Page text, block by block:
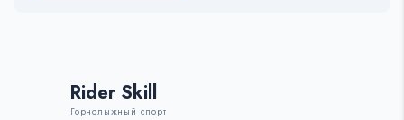
Rider Skill
Горнолыжный спорт